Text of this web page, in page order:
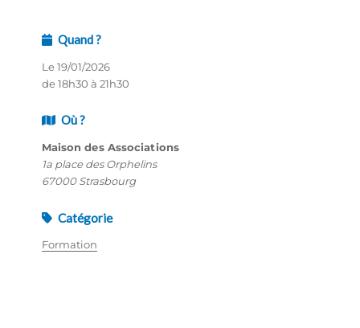
Quand ?
Le 19/01/2026
de 18h30 à 21h30
Où ?
Maison des Associations
1a place des Orphelins
67000 Strasbourg
Catégorie
Formation